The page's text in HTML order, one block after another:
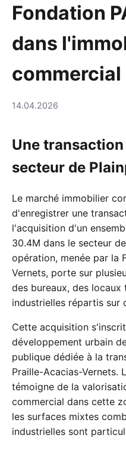
Fondation
dans
14.04.2026
Une
secteur de
Le marché immobilier
d'enregistrer une
l'acquisition d'un
30.4M dans le secteur
opération, menée par la
Vernets, porte sur
des bureaux, des
industrielles répartis sur
Cette acquisition
développement urbain
publique dédiée à la
Praille-Acacias-Vernets.
témoigne de la
commercial dans cette
les surfaces mixtes
industrielles sont